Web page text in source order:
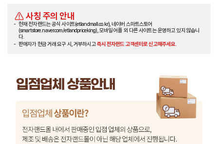
사칭 주의 안내
현재 전자랜드는 공식 사이트(etlandmall.co.kr), 네이버 스마트스토어
(smartstore.naver.com/etlandpriceking), 모바일 어플 외 다른 사이트는 운영하고 있지 않습니
다.
판매자가 현금 거래 요구 시, 거부하시고즉시 전자랜드 고객센터로 신고해주세요.